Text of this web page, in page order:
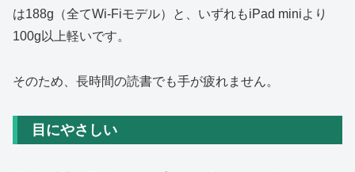
は188g（全てWi-Fiモデル）と、いずれもiPad miniより
100g以上軽いです。
そのため、長時間の読書でも手が疲れません。
目にやさしい